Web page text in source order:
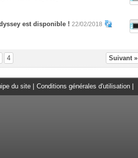
est disponible ! 22/02/2018
4 Suivant »
du site Conditions générales d'utilisation